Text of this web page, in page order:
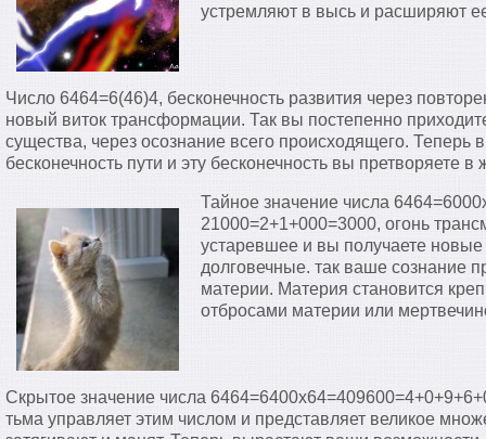
устремляют в высь и расширяют
Число 6464=6(46)4, бесконечность развития через
новый виток трансформации. Так вы постепенно
существа, через осознание всего происходящего.
бесконечность пути и эту бесконечность вы претворяете
Тайное значение числа
21000=2+1+000=3000, огонь
устаревшее и вы получаете
долговечные. так ваше сознание
материи. Материя становится
отбросами материи или
Скрытое значение числа
тьма управляет этим числом и представляет великое